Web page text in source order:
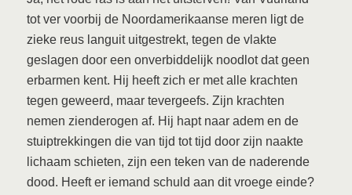
tot ver voorbij de Noordamerikaanse meren ligt de
zieke reus languit uitgestrekt, tegen de vlakte
geslagen door een onverbiddelijk noodlot dat geen
erbarmen kent. Hij heeft zich er met alle krachten
tegen geweerd, maar tevergeefs. Zijn krachten
nemen zienderogen af. Hij hapt naar adem en de
stuiptrekkingen die van tijd tot tijd door zijn naakte
lichaam schieten, zijn een teken van de naderende
dood. Heeft er iemand schuld aan dit vroege einde?